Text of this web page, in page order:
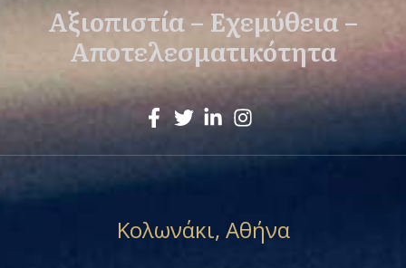
Αξιοπιστία – Εχεμύθεια –
Αποτελεσματικότητα
Κολωνάκι, Αθήνα